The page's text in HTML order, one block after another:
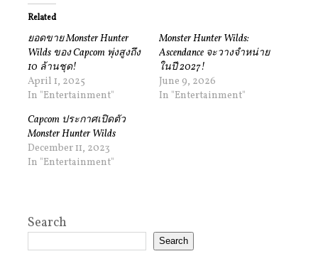
Related
ยอดขาย Monster Hunter
Wilds ของ Capcom พุ่งสูงถึง
10 ล้านชุด!
April 1, 2025
In "Entertainment"
Monster Hunter Wilds:
Ascendance จะวางจำหน่าย
ในปี 2027!
June 9, 2026
In "Entertainment"
Capcom ประกาศเปิดตัว
Monster Hunter Wilds
December 11, 2023
In "Entertainment"
Search
Search